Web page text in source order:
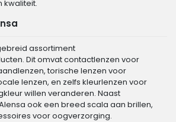
kwaliteit.
assortiment
Dit omvat contactlenzen voor
torische lenzen voor
lenzen, en zelfs kleurlenzen voor
willen veranderen. Naast
ook een breed scala aan brillen,
voor oogverzorging.